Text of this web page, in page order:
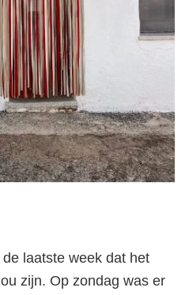
laatste week dat het
zijn. Op zondag was er